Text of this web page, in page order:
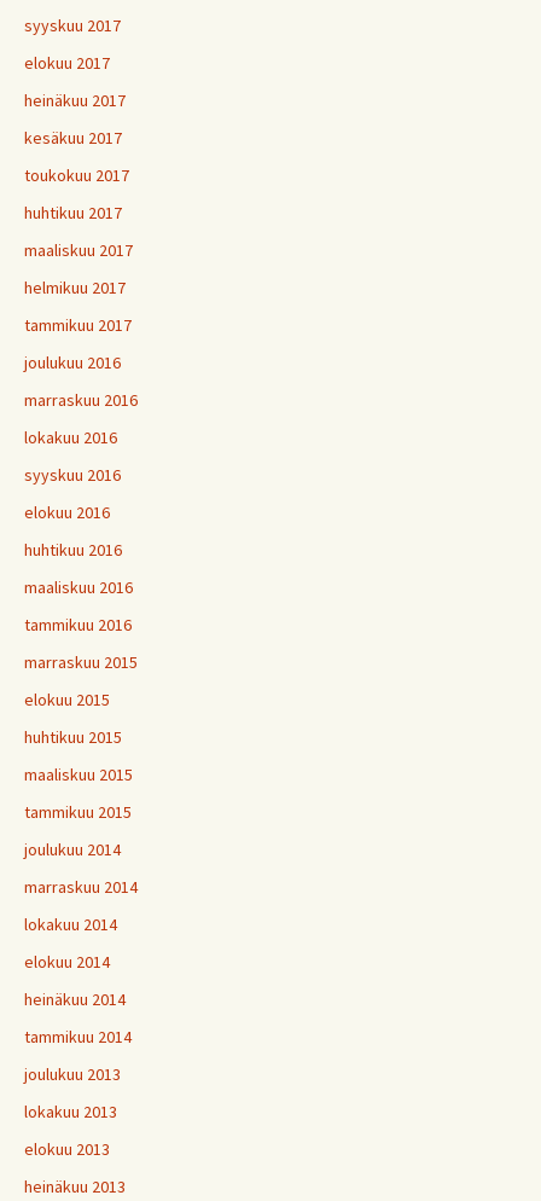
syyskuu 2017
elokuu 2017
heinäkuu 2017
kesäkuu 2017
toukokuu 2017
huhtikuu 2017
maaliskuu 2017
helmikuu 2017
tammikuu 2017
joulukuu 2016
marraskuu 2016
lokakuu 2016
syyskuu 2016
elokuu 2016
huhtikuu 2016
maaliskuu 2016
tammikuu 2016
marraskuu 2015
elokuu 2015
huhtikuu 2015
maaliskuu 2015
tammikuu 2015
joulukuu 2014
marraskuu 2014
lokakuu 2014
elokuu 2014
heinäkuu 2014
tammikuu 2014
joulukuu 2013
lokakuu 2013
elokuu 2013
heinäkuu 2013